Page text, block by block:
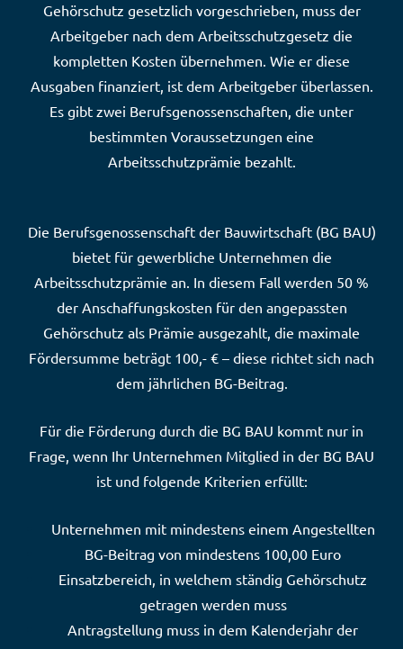
Gehörschutz gesetzlich vorgeschrieben, muss der
Arbeitgeber nach dem Arbeitsschutzgesetz die
kompletten Kosten übernehmen. Wie er diese
Ausgaben finanziert, ist dem Arbeitgeber überlassen.
Es gibt zwei Berufsgenossenschaften, die unter
bestimmten Voraussetzungen eine
Arbeitsschutzprämie bezahlt.
Die Berufsgenossenschaft der Bauwirtschaft (BG BAU)
bietet für gewerbliche Unternehmen die
Arbeitsschutzprämie an. In diesem Fall werden 50 %
der Anschaffungskosten für den angepassten
Gehörschutz als Prämie ausgezahlt, die maximale
Fördersumme beträgt 100,- € – diese richtet sich nach
dem jährlichen BG-Beitrag.
Für die Förderung durch die BG BAU kommt nur in
Frage, wenn Ihr Unternehmen Mitglied in der BG BAU
ist und folgende Kriterien erfüllt:
Unternehmen mit mindestens einem Angestellten
BG-Beitrag von mindestens 100,00 Euro
Einsatzbereich, in welchem ständig Gehörschutz
getragen werden muss
Antragstellung muss in dem Kalenderjahr der